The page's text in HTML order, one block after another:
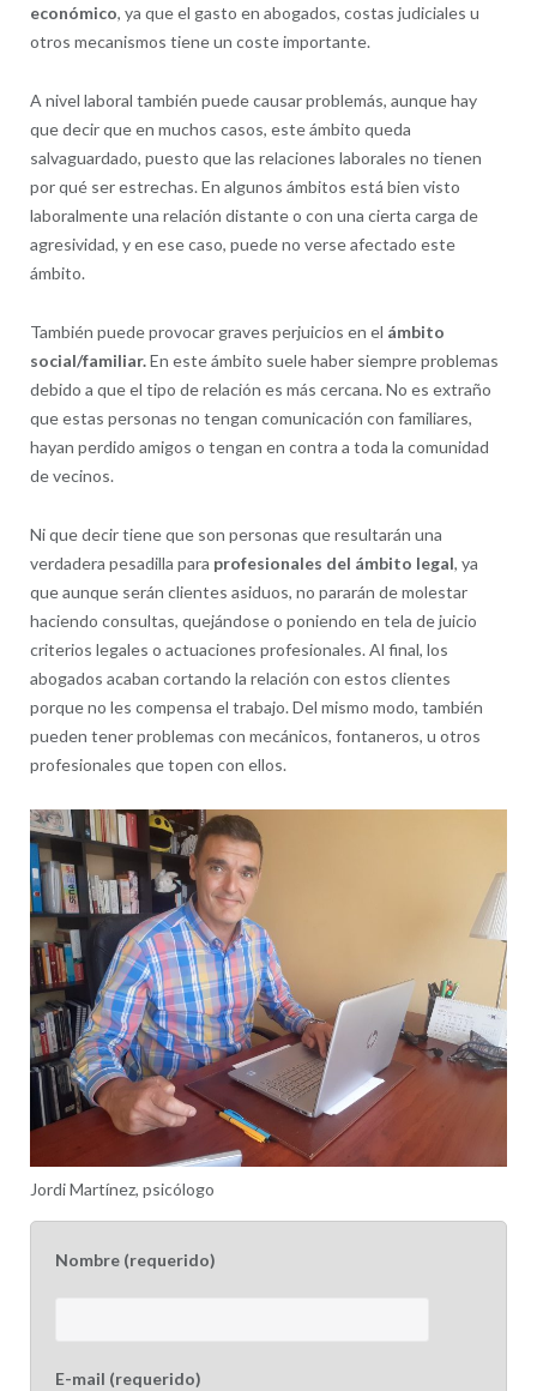
económico, ya que el gasto en abogados, costas judiciales u
otros mecanismos tiene un coste importante.
A nivel laboral también puede causar problemás, aunque hay
que decir que en muchos casos, este ámbito queda
salvaguardado, puesto que las relaciones laborales no tienen
por qué ser estrechas. En algunos ámbitos está bien visto
laboralmente una relación distante o con una cierta carga de
agresividad, y en ese caso, puede no verse afectado este
ámbito.
También puede provocar graves perjuicios en el ámbito
social/familiar.En este ámbito suele haber siempre problemas
debido a que el tipo de relación es más cercana. No es extraño
que estas personas no tengan comunicación con familiares,
hayan perdido amigos o tengan en contra a toda la comunidad
de vecinos.
Ni que decir tiene que son personas que resultarán una
verdadera pesadilla para profesionales del ámbito legal, ya
que aunque serán clientes asiduos, no pararán de molestar
haciendo consultas, quejándose o poniendo en tela de juicio
criterios legales o actuaciones profesionales. Al final, los
abogados acaban cortando la relación con estos clientes
porque no les compensa el trabajo. Del mismo modo, también
pueden tener problemas con mecánicos, fontaneros, u otros
profesionales que topen con ellos.
Jordi Martínez, psicólogo
Nombre (requerido)
E-mail (requerido)